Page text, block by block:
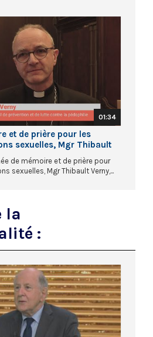
01:34
et de prière pour les
sexuelles, Mgr Thibault
de mémoire et de prière pour
sexuelles, Mgr Thibault Verny,...
la
: